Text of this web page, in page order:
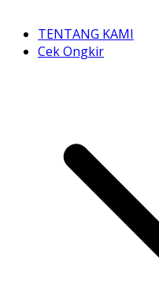
TENTANG KAMI
Cek Ongkir